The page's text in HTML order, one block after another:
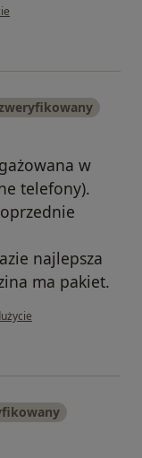
Mama Felki
w
telefony).
najlepsza
ma pakiet.
Tata Mikołaja